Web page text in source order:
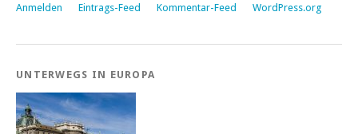
Anmelden Eintrags-Feed Kommentar-Feed WordPress.org
UNTERWEGS IN EUROPA